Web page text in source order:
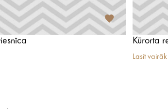
Kūrorta
Lasīt vairāk